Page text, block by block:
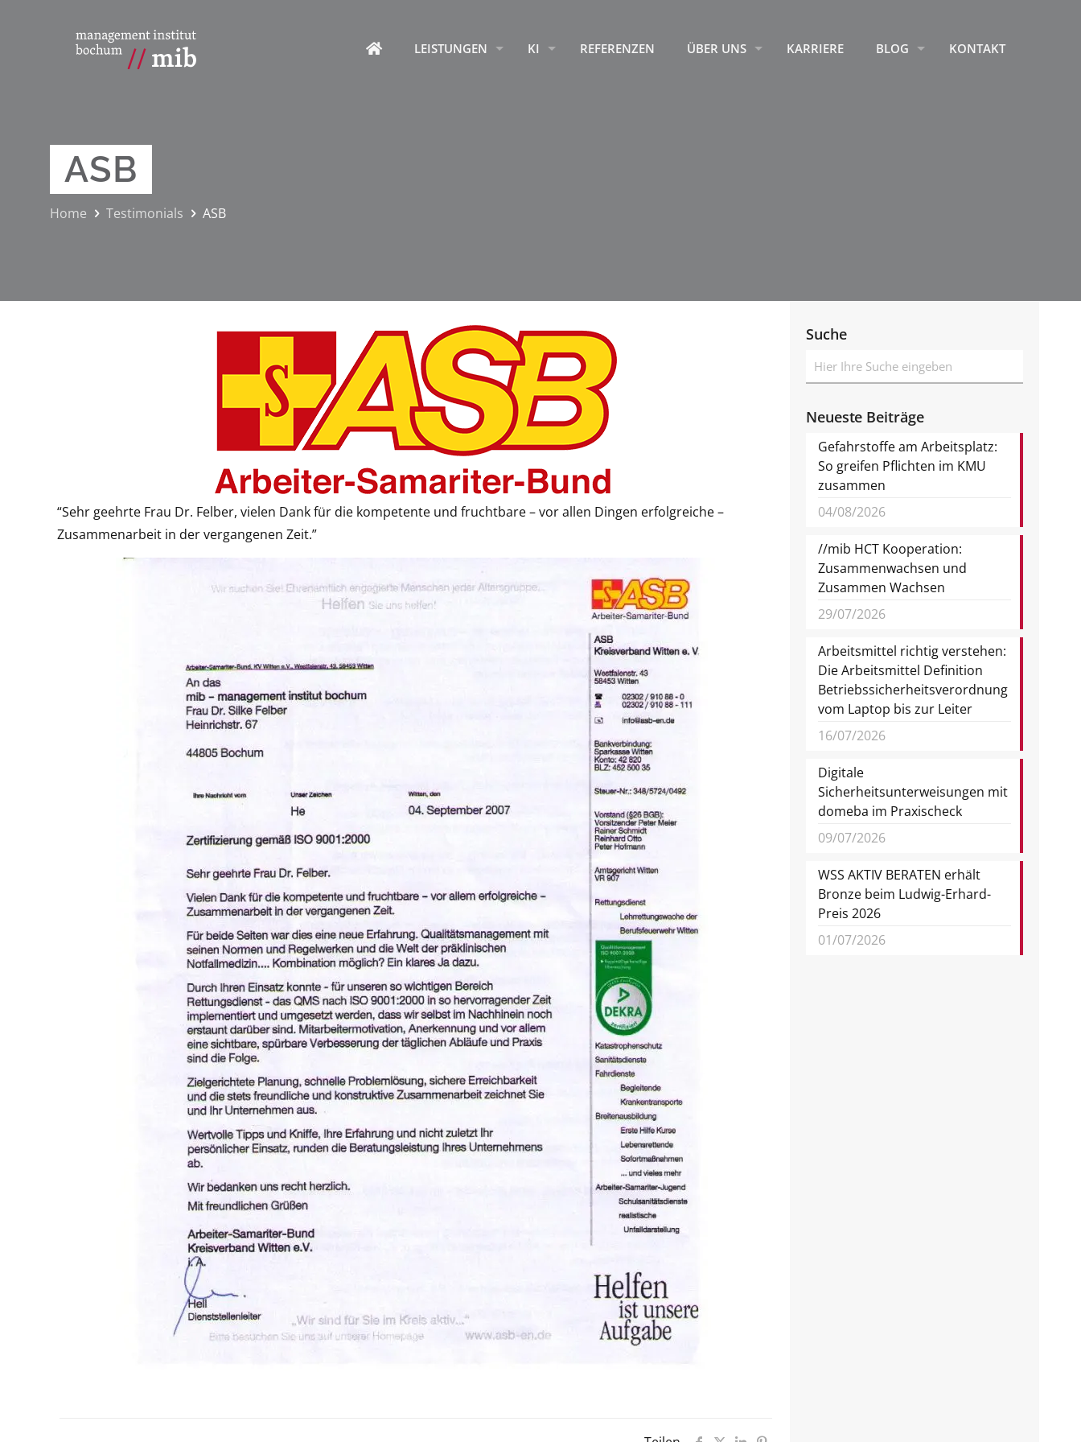
HOMELEISTUNGEN KI REFERENZEN ÜBER UNS KARRIERE BLOG KONTAKT
ASB
Home Testimonials ASB
“Sehr geehrte Frau Dr. Felber, vielen Dank für die kompetente und fruchtbare – vor allen Dingen erfolgreiche –
Zusammenarbeit in der vergangenen Zeit.”
Suche
Neueste Beiträge
Gefahrstoffe am Arbeitsplatz:
So greifen Pflichten im KMU
zusammen
04/08/2026
//mib HCT Kooperation:
Zusammenwachsen und
Zusammen Wachsen
29/07/2026
Arbeitsmittel richtig verstehen:
Die Arbeitsmittel Definition
Betriebssicherheitsverordnung
vom Laptop bis zur Leiter
16/07/2026
Digitale
Sicherheitsunterweisungen mit
domeba im Praxischeck
09/07/2026
WSS AKTIV BERATEN erhält
Bronze beim Ludwig-Erhard-
Preis 2026
01/07/2026